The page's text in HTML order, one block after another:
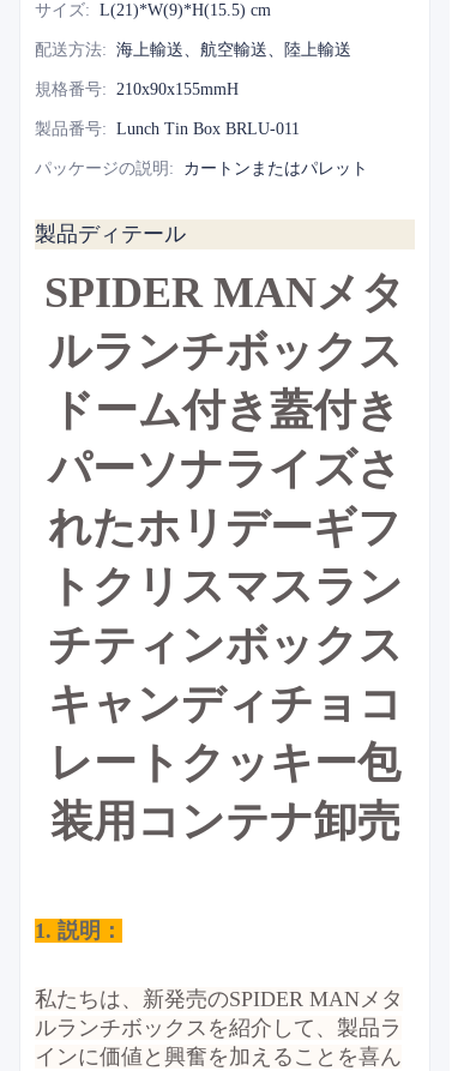
サイズ: L(21)*W(9)*H(15.5) cm
配送方法: 海上輸送、航空輸送、陸上輸送
規格番号: 210x90x155mmH
製品番号: Lunch Tin Box BRLU-011
パッケージの説明 : カートンまたはパレット
製品ディテール
SPIDER MANメタ
ルランチボックス
ドーム付き蓋付き
パーソナライズさ
れたホリデーギフ
トクリスマスラン
チティンボックス
キャンディチョコ
レートクッキー包
装用 コンテナ卸売
1. 説明：
私たちは、新発売のSPIDER MANメタ
ルランチボックスを紹介して、製品ラ
インに価値と興奮を加えることを喜ん